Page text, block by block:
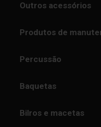
Outros acessórios
Produtos de
Percussão
Baquetas
Bilros e macetas